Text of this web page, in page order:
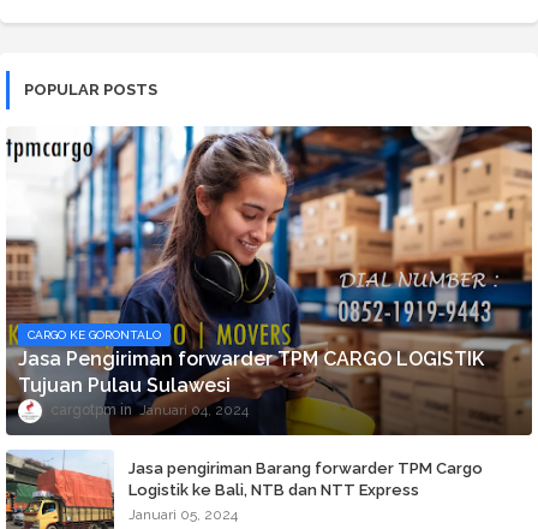
POPULAR POSTS
CARGO KE GORONTALO
Jasa Pengiriman forwarder TPM CARGO LOGISTIK
Tujuan Pulau Sulawesi
cargotpm Januari 04, 2024
Jasa pengiriman Barang forwarder TPM Cargo
Logistik ke Bali, NTB dan NTT Express
Januari 05, 2024